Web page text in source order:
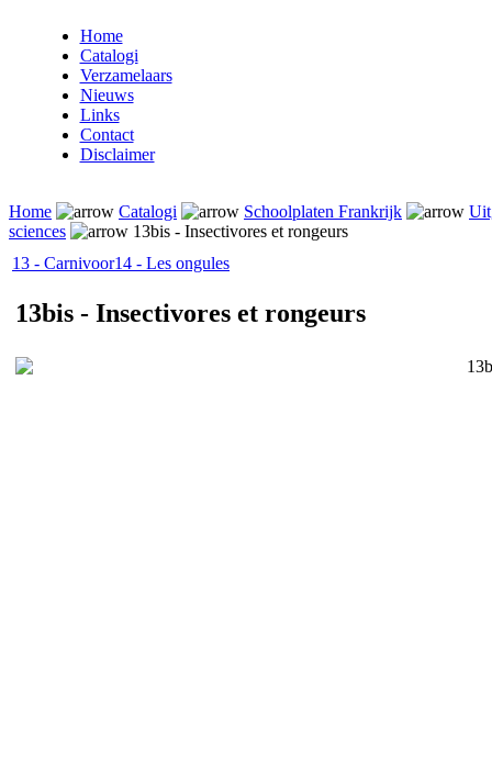
Home
Catalogi
Verzamelaars
Nieuws
Links
Contact
Disclaimer
Home Catalogi Schoolplaten Frankrijk
sciences
13bis - Insectivores et rongeurs
13 - Carnivoor14 - Les ongules
13bis - Insectivores et rongeurs